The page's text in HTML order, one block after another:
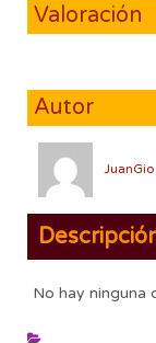
Valoración
Autor
JuanGio
No hay ninguna